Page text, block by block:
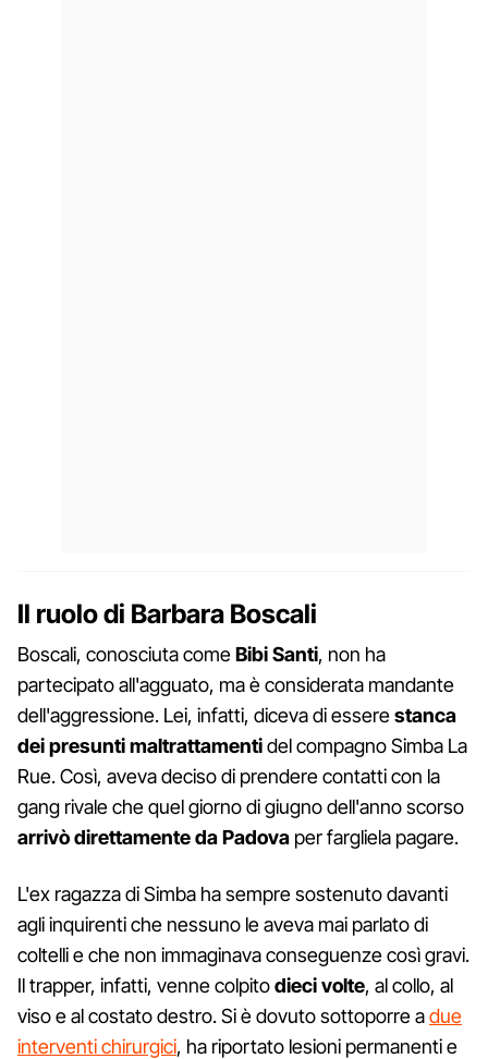
Il ruolo di Barbara Boscali
Boscali, conosciuta comeBibi Santi, non ha
partecipato all'agguato, ma è considerata mandante
dell'aggressione. Lei, infatti, diceva di esserestanca
dei presunti maltrattamentidel compagno Simba La
Rue. Così, aveva deciso di prendere contatti con la
gang rivale che quel giorno di giugno dell'anno scorso
arrivò direttamente da Padova per fargliela pagare.
L'ex ragazza di Simba ha sempre sostenuto davanti
agli inquirenti che nessuno le aveva mai parlato di
coltelli e che non immaginava conseguenze così gravi.
Il trapper, infatti, venne colpitodieci volte, al collo, al
viso e al costato destro. Si è dovuto sottoporre adue
interventi chirurgici, ha riportato lesioni permanenti e